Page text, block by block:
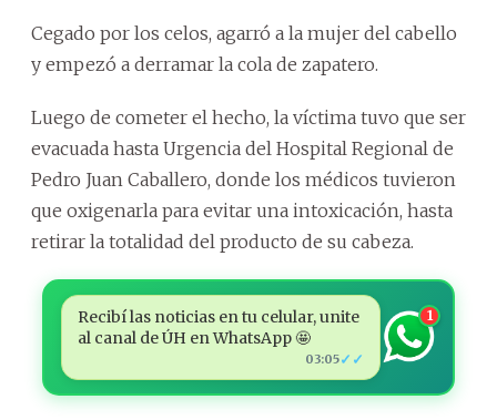
Cegado por los celos, agarró a la mujer del cabello
y empezó a derramar la cola de zapatero.
Luego de cometer el hecho, la víctima tuvo que ser
evacuada hasta Urgencia del Hospital Regional de
Pedro Juan Caballero, donde los médicos tuvieron
que oxigenarla para evitar una intoxicación, hasta
retirar la totalidad del producto de su cabeza.
Recibí las noticias en tu celular, unite
al canal de ÚH en WhatsApp 🤩
03:05✓✓
1